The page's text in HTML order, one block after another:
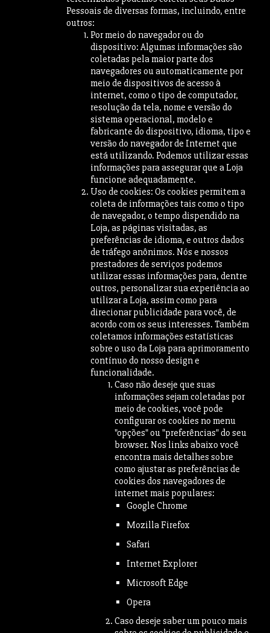
Pessoais de diversas formas, incluindo, entre
outros:
Por meio do navegador ou do
dispositivo: Algumas informações são
coletadas pela maior parte dos
navegadores ou automaticamente por
meio de dispositivos de acesso à
internet, como o tipo de computador,
resolução da tela, nome e versão do
sistema operacional, modelo e
fabricante do dispositivo, idioma, tipo e
versão do navegador de Internet que
está utilizando. Podemos utilizar essas
informações para assegurar que a Loja
funcione adequadamente.
Uso de cookies: Os cookies permitem a
coleta de informações tais como o tipo
de navegador, o tempo dispendido na
Loja, as páginas visitadas, as
preferências de idioma, e outros dados
de tráfego anônimos. Nós e nossos
prestadores de serviços podemos
utilizar essas informações para, dentre
outros, personalizar sua experiência ao
utilizar a Loja, assim como para
direcionar publicidade para você, de
acordo com os seus interesses. Também
coletamos informações estatísticas
sobre o uso da Loja para aprimoramento
contínuo do nosso design e
funcionalidade.
Caso não deseje que suas
informações sejam coletadas por
meio de cookies, você pode
configurar os cookies no menu
"opções" ou "preferências" do seu
browser. Nos links abaixo você
encontra mais detalhes sobre
como ajustar as preferências de
cookies dos navegadores de
internet mais populares:
Google Chrome
Mozilla Firefox
Safari
Internet Explorer
Microsoft Edge
Opera
Caso deseje saber um pouco mais